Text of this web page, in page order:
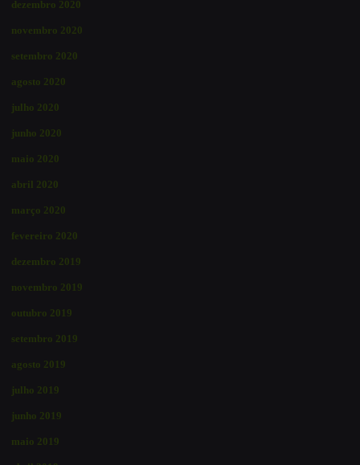
dezembro 2020
novembro 2020
setembro 2020
agosto 2020
julho 2020
junho 2020
maio 2020
abril 2020
março 2020
fevereiro 2020
dezembro 2019
novembro 2019
outubro 2019
setembro 2019
agosto 2019
julho 2019
junho 2019
maio 2019